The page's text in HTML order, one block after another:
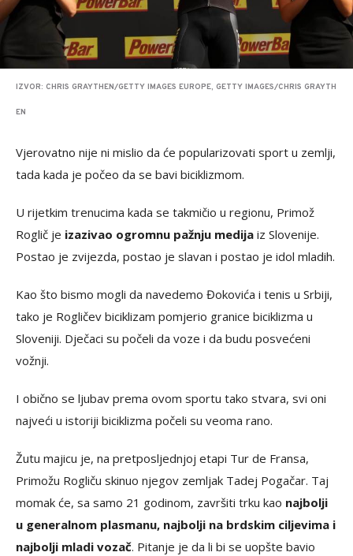
IZVOR: CHRIS GRAYTHEN/GETTY IMAGES EUROPE, GETTY IMAGES/CHRIS GRAYTH
EN
Vjerovatno nije ni mislio da će popularizovati sport u zemlji,
tada kada je počeo da se bavi biciklizmom.
U rijetkim trenucima kada se takmičio u regionu, Primož
Roglič je izazivao ogromnu pažnju medija iz Slovenije.
Postao je zvijezda, postao je slavan i postao je idol mladih.
Kao što bismo mogli da navedemo Đokovića i tenis u Srbiji,
tako je Rogličev biciklizam pomjerio granice biciklizma u
Sloveniji. Dječaci su počeli da voze i da budu posvećeni
vožnji.
I obično se ljubav prema ovom sportu tako stvara, svi oni
najveći u istoriji biciklizma počeli su veoma rano.
Žutu majicu je, na pretposljednjoj etapi Tur de Fransa,
Primožu Rogliču skinuo njegov zemljak Tadej Pogačar. Taj
momak će, sa samo 21 godinom, završiti trku kao najbolji
u generalnom plasmanu, najbolji na brdskim ciljevima i
najbolji mladi vozač. Pitanje je da li bi se uopšte bavio